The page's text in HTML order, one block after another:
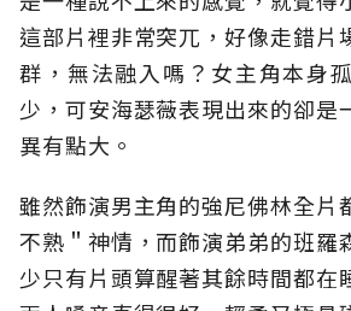
這部片裡非常突兀，好像走錯片
群，無法融入嗎？女主角本身
少，可安海瑟薇表現出來的卻是
異有點大。
雖然飾演男主角的強尼佛林全片
不熟＂神情，而飾演弟弟的班羅
少只有片頭算醒著其餘時間都在